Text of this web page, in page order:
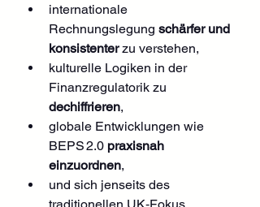
internationale
Rechnungslegung schärfer und
konsistenter zu verstehen,
kulturelle Logiken in der
Finanzregulatorik zu
dechiffrieren,
globale Entwicklungen wie
BEPS 2.0 praxisnah
einzuordnen,
und sich jenseits des
traditionellen UK‑Fokus